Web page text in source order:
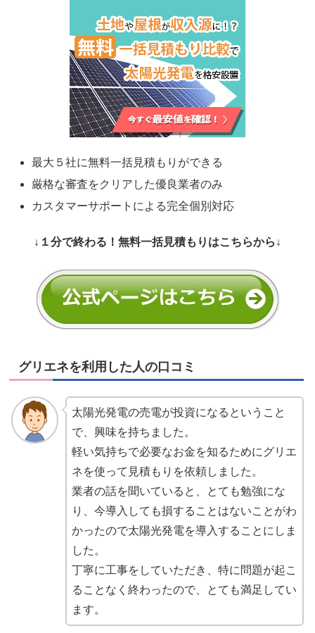
最大５社に無料一括見積もりができる
厳格な審査をクリアした優良業者のみ
カスタマーサポートによる完全個別対応
↓１分で終わる！無料一括見積もりはこちらから↓
グリエネを利用した人の口コミ
太陽光発電の売電が投資になるということ
で、興味を持ちました。
軽い気持ちで必要なお金を知るためにグリエ
ネを使って見積もりを依頼しました。
業者の話を聞いていると、とても勉強にな
り、今導入しても損することはないことがわ
かったので太陽光発電を導入することにしま
した。
丁寧に工事をしていただき、特に問題が起こ
ることなく終わったので、とても満足してい
ます。